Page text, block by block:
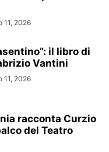
11, 2026
il libro di
Vantini
11, 2026
racconta Curzio
del Teatro